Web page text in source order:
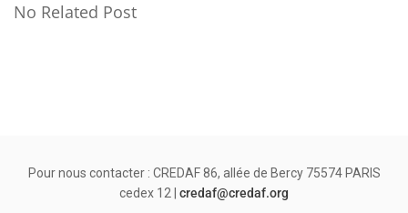
No Related Post
Pour nous contacter : CREDAF 86, allée de Bercy 75574 PARIS
cedex 12 | credaf@credaf.org